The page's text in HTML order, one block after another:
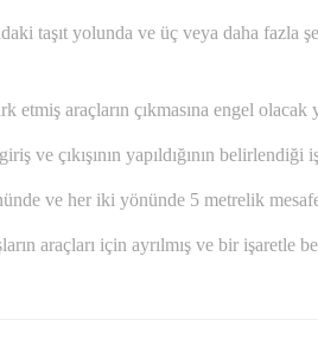
taşıt yolunda ve üç veya daha fazla
araçların çıkmasına engel olacak
ve çıkışının yapıldığının
ve her iki yönünde 5 metrelik
araçları için ayrılmış ve bir işaretle